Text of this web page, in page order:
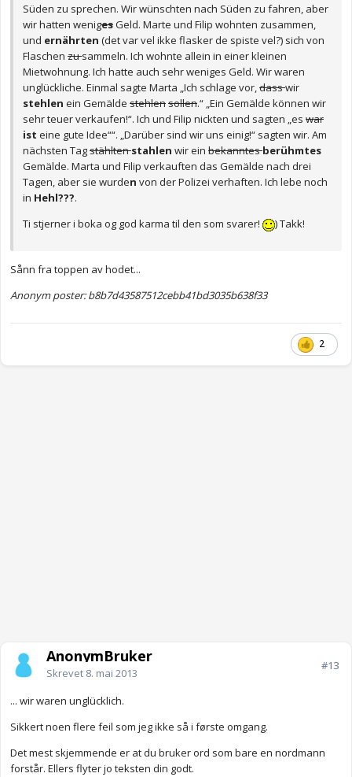
Süden zu sprechen. Wir wünschten nach Süden zu fahren, aber
wir hatten wenigesGeld. Marte und Filip wohnten zusammen,
und ernährten (det var vel ikke flasker de spiste vel?) sich von
Flaschen zusammeln. Ich wohnte allein in einer kleinen
Mietwohnung. Ich hatte auch sehr weniges Geld. Wir waren
unglückliche. Einmal sagte Marta „Ich schlage vor,dasswir
stehlen ein Gemälde stehlensollen.“ „Ein Gemälde können wir
sehr teuer verkaufen!“. Ich und Filip nickten und sagten „es war
ist eine gute Idee““. „Darüber sind wir uns einig!“ sagten wir. Am
nächsten Tagstähltenstahlen wir ein bekanntesberühmtes
Gemälde. Marta und Filip verkauften das Gemälde nach drei
Tagen, aber sie wurden von der Polizei verhaften. Ich lebe noch
in Hehl???.
Ti stjerner i boka og god karma til den som svarer!
) Takk!
Sånn fra toppen av hodet...
Anonym poster: b8b7d43587512cebb41bd3035b638f33
2
AnonymBruker
Skrevet 8. mai 2013
#13
... wir waren unglücklich.
Sikkert noen flere feil som jeg ikke så i første omgang.
Det mest skjemmende er at du bruker ord som bare en nordmann
forstår. Ellers flyter jo teksten din godt.